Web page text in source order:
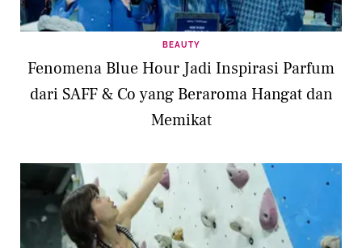
BEAUTY
Fenomena Blue Hour Jadi Inspirasi Parfum
dari SAFF & Co yang Beraroma Hangat dan
Memikat